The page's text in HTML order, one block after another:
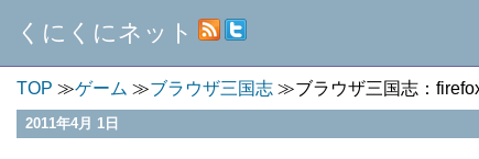
くにくにネット
TOP ゲーム ブラウザ三国志 ブラウザ三国志：
2011年4月 1日